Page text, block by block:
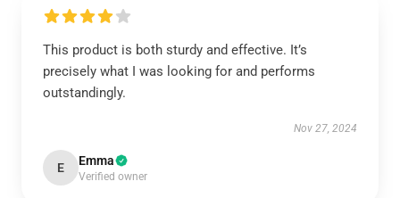
This product is both sturdy and effective. It’s
precisely what I was looking for and performs
outstandingly.
Nov 27, 2024
E Emma
Verified owner